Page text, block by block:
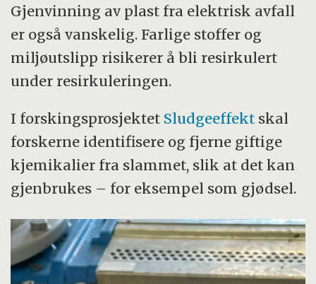
Gjenvinning av plast fra elektrisk avfall
er også vanskelig. Farlige stoffer og
miljøutslipp risikerer å bli resirkulert
under resirkuleringen.
I forskingsprosjektet Sludgeeffekt skal
forskerne identifisere og fjerne giftige
kjemikalier fra slammet, slik at det kan
gjenbrukes – for eksempel som gjødsel.